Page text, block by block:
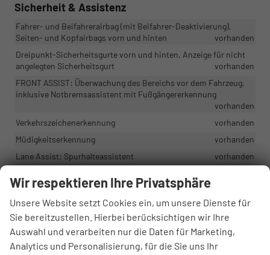
Sicherheit & Assistenz
Fahrer- und Beifahrerairbag (mit Beifahrer-Deaktivierung),
Seiten- und Kopfairbags vorn und hinten
vorhanden
Dreipunkt-Sicherheitsgurte vorn und hinten, Anzeige für nicht
angelegten Sicherheitsgurt
vorhanden
FRONT ASSIST: Überwachung des Bereichs vor dem Fahrzeug,
inklusive Notbremsassistent mit Fußgängererkennung
vorhanden
Verkehrszeichenerkennung
vorhanden
Müdigkeitserkennung
vorhanden
Lane Assist: Spurhalteassistent
vorhanden
Sicherheitsservices + 1 Jahr Fernzugriffsservices
eCall - Notrufsystem
vorhanden
Regensensor
vorhanden
Außen
Wir respektieren Ihre Privatsphäre
Unsere Website setzt Cookies ein, um unsere Dienste für
Sie bereitzustellen. Hierbei berücksichtigen wir Ihre
Auswahl und verarbeiten nur die Daten für Marketing,
Analytics und Personalisierung, für die Sie uns Ihr